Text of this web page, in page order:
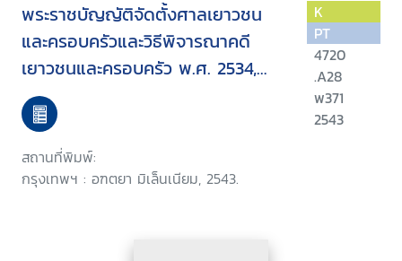
พระราชบัญญัติจัดตั้งศาลเยาวชน
และครอบครัวและวิธีพิจารณาคดี
เยาวชนและครอบครัว พ.ศ. 2534,
พ.ร.บ. พระธรรมนูญศาลยุติธรรม
พ.ศ. 2543, พ.ร.บ. จัดตั้งศาลแขวง
และวิธีพิจารณาความอาญาในศาล
แขวง พ.ศ. 2499, พ.ร.บ. ให้นำวิธี
สถานที่พิมพ์:
กรุงเทพฯ : อฑตยา มิเล็นเนียม, 2543.
K
PT
4720
.A28
พ371
2543